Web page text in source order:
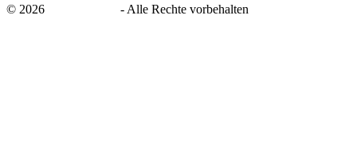
© 2026 - Alle Rechte vorbehalten